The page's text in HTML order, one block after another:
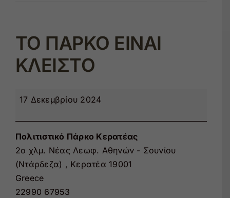
Θέατρο
ΤΟ ΠΑΡΚΟ ΕΙΝΑΙ
ΚΛΕΙΣΤΟ
ΤΟ
ΕΙΝΑΙ
ΚΛΕΙΣΤΟ
17 Δεκεμβρίου 2024
Πολιτιστικό Πάρκο Κερατέας
2ο χλµ. Νέας Λεωφ. Αθηνών - Σουνίου
(Ντάρδεζα) , Κερατέα 19001
Greece
22990 67953